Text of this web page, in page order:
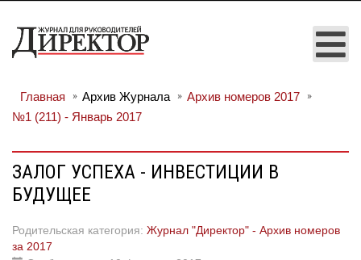
Главная Архив Журнала
Архив номеров 2017
№1 (211) - Январь 2017
ЗАЛОГ УСПЕХА - ИНВЕСТИЦИИ В
БУДУЩЕЕ
Родительская категория: Журнал "Директор" - Архив номеров
за 2017